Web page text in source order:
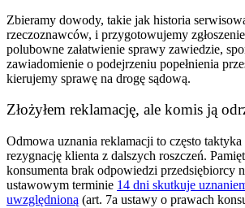
Zbieramy dowody, takie jak historia
rzeczoznawców, i przygotowujemy
polubowne załatwienie sprawy zawiedzie,
zawiadomienie o podejrzeniu popełnienia
kierujemy sprawę na drogę sądową.
Złożyłem reklamację, ale komis ją
Odmowa uznania reklamacji to często taktyka
rezygnację klienta z dalszych roszczeń.
konsumenta brak odpowiedzi przedsiębiorcy
ustawowym terminie 14 dni skutkuje
uwzględnioną (art. 7a ustawy o prawach